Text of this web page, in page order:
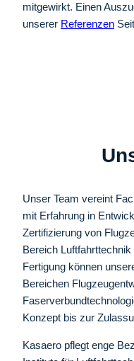
mitgewirkt. Einen
unserer Referenzen
Unser Team vereint
mit Erfahrung in
Zertifizierung von
Bereich
Fertigung können
Bereichen
Konzept bis zur
Kasaero pflegt enge